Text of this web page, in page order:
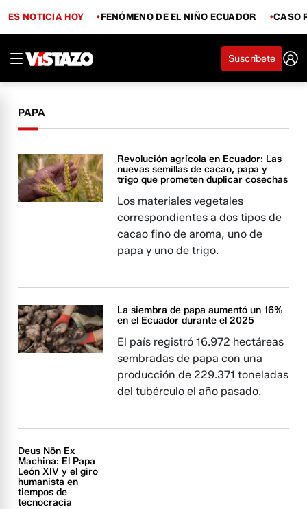
ES NOTICIA HOY FENÓMENO DE EL NIÑO ECUADOR CASO
Suscríbete
PAPA
Revolución agrícola en Ecuador: Las
nuevas semillas de cacao, papa y
trigo que prometen duplicar cosechas
Los materiales vegetales
correspondientes a dos tipos de
cacao fino de aroma, uno de
papa y uno de trigo.
La siembra de papa aumentó un 16%
en el Ecuador durante el 2025
El país registró 16.972 hectáreas
sembradas de papa con una
producción de 229.371 toneladas
del tubérculo el año pasado.
Deus Nōn Ex
Machina: El Papa
León XIV y el giro
humanista en
tiempos de
tecnocracia